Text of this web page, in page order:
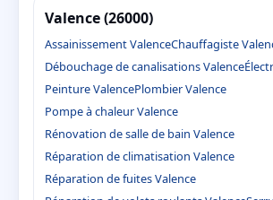
Valence (26000)
Assainissement ValenceChauffagiste
Débouchage de canalisations Valence
Peinture ValencePlombier Valence
Pompe à chaleur Valence
Rénovation de salle de bain Valence
Réparation de climatisation Valence
Réparation de fuites Valence